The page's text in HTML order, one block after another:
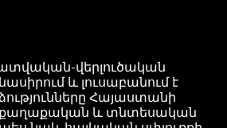
վերլուծական
և լուսաբանում է
Հայաստանի
և տնտեսական